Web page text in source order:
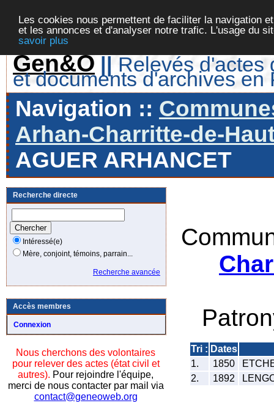
Les cookies nous permettent de faciliter la navigation
et les annonces et d'analyser notre trafic. L'usage du
savoir plus
Gen&O || Relevés d'actes
et documents d'archives en
Navigation ::
Arhan-Charritte-de-
AGUER ARHANCET
Recherche directe
Intéressé(e)
Mère, conjoint, témoins, parrain...
Recherche avancée
Accès membres
Connexion
Nous cherchons des volontaires
pour relever des actes (état civil et
autres). Pour rejoindre l'équipe,
merci de nous contacter par mail via
contact@geneoweb.org
Tri : Dates
1.
1850
2.
1892